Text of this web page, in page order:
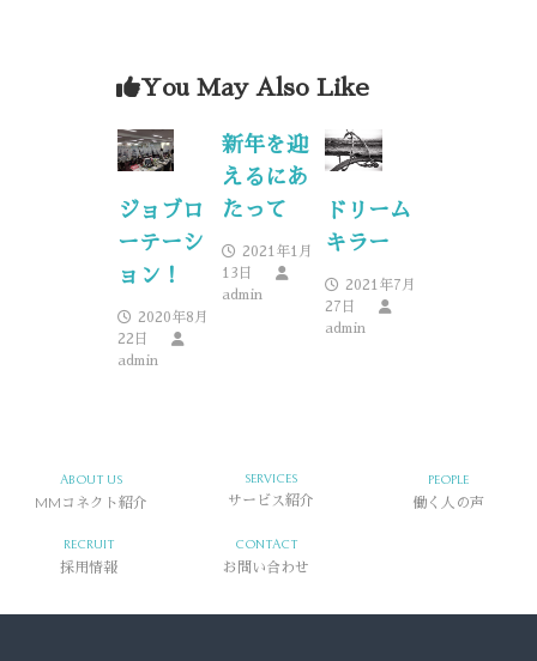
You May Also Like
ジョブロ
ーテーシ
ョン！
2020年8月
22日
admin
新年を迎
えるにあ
たって
2021年1月
13日
admin
ドリーム
キラー
2021年7月
27日
admin
ABOUT US
MMコネクト紹介
SERVICES
サービス紹介
PEOPLE
働く人の声
RECRUIT
採用情報
CONTACT
お問い合わせ